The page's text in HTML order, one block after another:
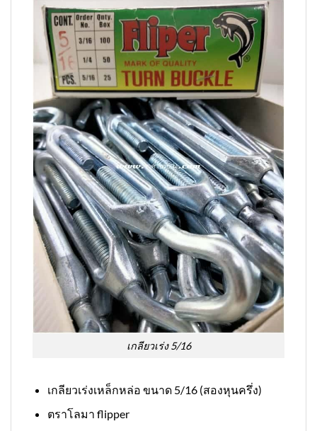
เกลียวเร่ง 5/16
เกลียวเร่งเหล็กหล่อ ขนาด 5/16 (สองหุนครึ่ง)
ตราโลมา flipper